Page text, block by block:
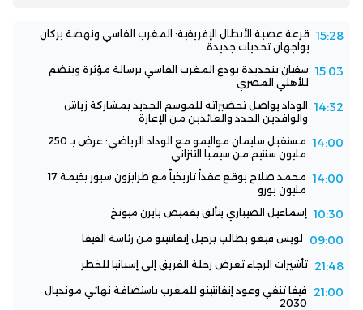
15:28 قرعة عصبة الأبطال الإفريقية: المغرب الفاسي ونهضة بركان
يواجهان تحديات جديدة
15:03 سفيان بنجديدة يودع المغرب الفاسي برسالة مؤثرة وينضم
للأهلي المصري
14:32
الوداد يواصل تحضيراته للموسم الجديد بمشاركة زياش
والوافدين الجدد والعائدين من الإعارة
14:00
مستقبل سليمان مواليمو مع الوداد الرياضي: عرض بـ 250
مليون سنتيم من سيمبا التنزاني
14:00
محمد صلاح يوقع عقداً تاريخياً مع طرابزون سبور بقيمة 17
مليون يورو
10:30 إسماعيل الصيباري يتألق بقميص بايرن ميونخ
09:00 لويس فيغو يطالب برحيل إنفانتينو من رئاسة الفيفا
21:48 تأشيرات الرجاء تعرض رحلة الفريق إلى إسبانيا للخطر
21:00
فيفا تنفي وعود إنفانتينو للمغرب باستضافة نهائي مونديال
2030